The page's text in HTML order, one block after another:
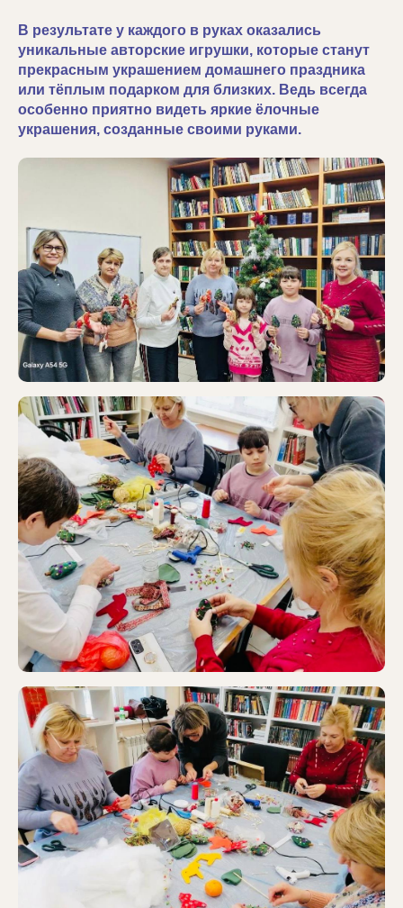
В результате у каждого в руках оказались
уникальные авторские игрушки, которые станут
прекрасным украшением домашнего праздника
или тёплым подарком для близких. Ведь всегда
особенно приятно видеть яркие ёлочные
украшения, созданные своими руками.